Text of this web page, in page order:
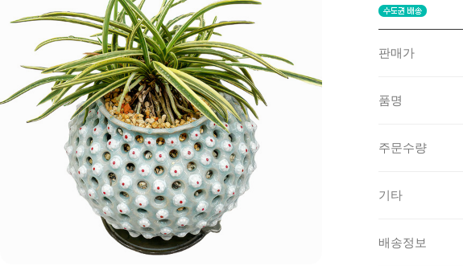
판매가
품명
주문수량
기타
배송정보